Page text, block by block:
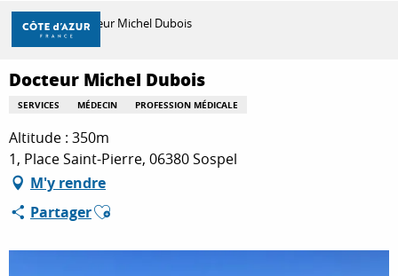
Aller
contenu
principal
DÉCOUVRIR
À FAIRE
SÉJOURNER
Accueil Docteur Michel Dubois
Docteur Michel Dubois
SERVICES MÉDECIN PROFESSION MÉDICALE
Altitude : 350m
1, Place Saint-Pierre, 06380 Sospel
M'y rendre
PartagerAjouter aux favoris